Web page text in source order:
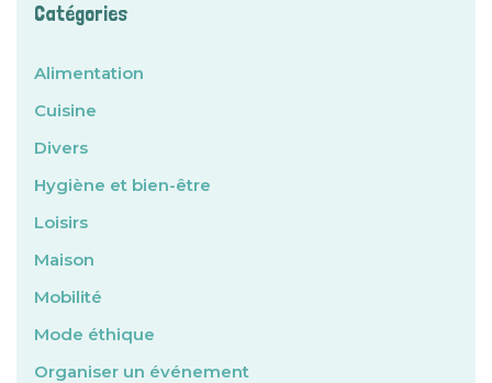
Catégories
Alimentation
Cuisine
Divers
Hygiène et bien-être
Loisirs
Maison
Mobilité
Mode éthique
Organiser un événement